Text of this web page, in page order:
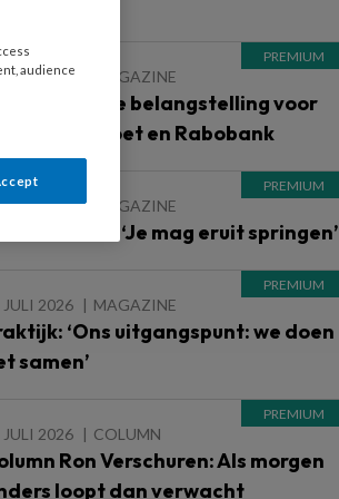
JULI 2026 MAGAZINE
Grote belangstelling voor
ProVoet en Rabobank
JULI 2026 MAGAZINE
‘Je mag eruit springen’
JULI 2026 MAGAZINE
‘Ons uitgangspunt: we doen
samen’
JULI 2026 COLUMN
Ron Verschuren: Als morgen
loopt dan verwacht
audience